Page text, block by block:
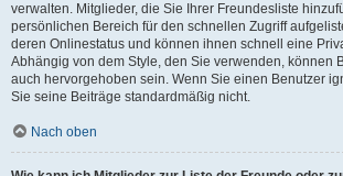
verwalten. Mitglieder, die Sie Ihrer Freundesliste
persönlichen Bereich für den schnellen Zugriff
deren Onlinestatus und können ihnen schnell eine
Abhängig von dem Style, den Sie verwenden, können
auch hervorgehoben sein. Wenn Sie einen Benutzer
Sie seine Beiträge standardmäßig nicht.
Nach oben